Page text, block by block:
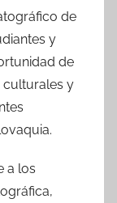
de
y
de
y
a los